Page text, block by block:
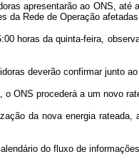
apresentarão ao ONS, até
da Rede de Operação
da quinta-feira,
deverão confirmar junto ao
procederá a um novo
da nova energia rateada, a
do fluxo de